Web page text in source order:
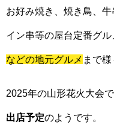
お好み焼き、焼き鳥、
イン串等の屋台定番グル
などの地元グルメ まで様
2025年の山形花火大会で
出店予定のようです。